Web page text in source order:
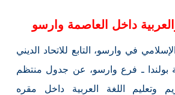
داخل العاصمة وارسو
في وارسو، التابع للاتحاد الديني
بولندا ـ فرع وارسو، عن جدول منتظم
وتعليم اللغة العربية داخل مقره